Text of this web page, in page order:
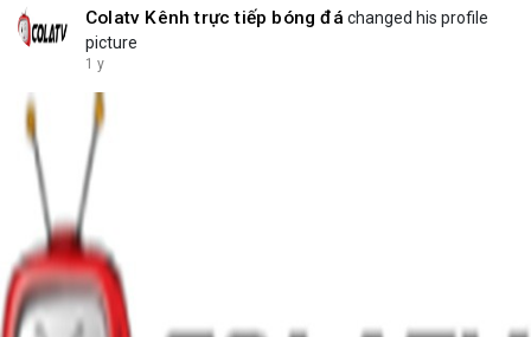
Colatv Kênh trực tiếp bóng đá changed his profile
picture
1 y